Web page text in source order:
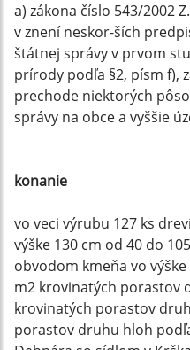
a) zákona číslo 543/2002
v znení neskor-ších
štátnej správy v prvom
prírody podľa §2, písm f),
prechode niektorých
správy na obce a vyššie
začína
konanie
vo veci výrubu 127 ks
výške 130 cm od 40 do
obvodom kmeňa vo
m2 krovinatých porastov
krovinatých porastov
porastov druhu hloh